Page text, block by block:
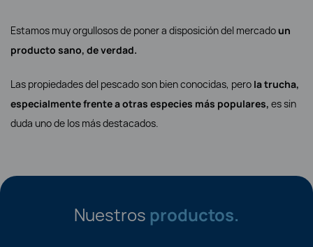
Estamos muy orgullosos de poner a disposición del mercadoun
producto sano, de verdad.
Las propiedades del pescado son bien conocidas, pero la trucha,
especialmente frente a otras especies más populares, es sin
duda uno de los más destacados.
Nuestros productos.